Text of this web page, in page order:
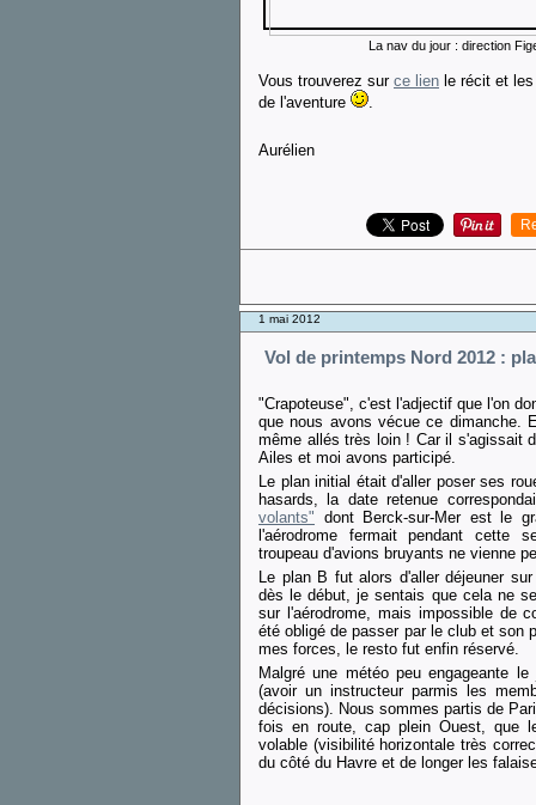
La nav du jour : direction
Vous trouverez sur ce lien le récit et
de l'aventure
Aurélien
1 mai 2012
Vol de printemps Nord 2012 :
"Crapoteuse", c'est l'adjectif que l'on
que nous avons vécue ce dimanche.
même allés très loin ! Car il s'agissait
Ailes et moi avons participé.
Le plan initial était d'aller poser ses
hasards, la date retenue
volants" dont Berck-sur-Mer est le
l'aérodrome fermait pendant cette
troupeau d'avions bruyants ne vienne
Le plan B fut alors d'aller déjeuner
dès le début, je sentais que cela ne
sur l'aérodrome, mais impossible de
été obligé de passer par le club et son
mes forces, le resto fut enfin réservé.
Malgré une météo peu engageante
(avoir un instructeur parmis les
décisions). Nous sommes partis de
fois en route, cap plein Ouest, que
volable (visibilité horizontale très
du côté du Havre et de longer les